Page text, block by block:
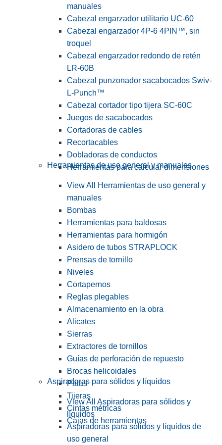
manuales
Cabezal engarzador utilitario UC-60
Cabezal engarzador 4P-6 4PIN™, sin
troquel
Cabezal engarzador redondo de retén
LR-60B
Cabezal punzonador sacabocados Swiv-
L-Punch™
Cabezal cortador tipo tijera SC-60C
Juegos de sacabocados
Cortadoras de cables
Recortacables
Dobladoras de conductos
Herramientas para calcular dimensiones
Herramientas de uso general y manuales
View All Herramientas de uso general y
manuales
Bombas
Herramientas para baldosas
Herramientas para hormigón
Asidero de tubos STRAPLOCK
Prensas de tornillo
Niveles
Cortapernos
Reglas plegables
Almacenamiento en la obra
Alicates
Sierras
Extractores de tornillos
Guías de perforación de repuesto
Brocas helicoidales
Palas
Tijeras
Cintas métricas
Cajas de herramientas
Aspiradoras para sólidos y líquidos
View All Aspiradoras para sólidos y
líquidos
Aspiradoras para sólidos y líquidos de
uso general